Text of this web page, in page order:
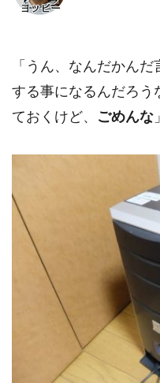
「うん、なんだかん
する事になるんだろう
ておくけど、 ごめんな 」